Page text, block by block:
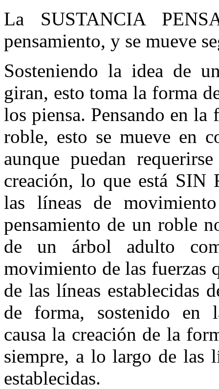
La SUSTANCIA
pensamiento, y se mueve
Sosteniendo la idea de
giran, esto toma la forma
los piensa. Pensando en
roble, esto se mueve en
aunque puedan
creación, lo que está SIN
las líneas de
pensamiento de un roble
de un árbol adulto
movimiento de las fuerzas
de las líneas establecidas
de forma, sostenido en
causa la creación de la
siempre, a lo largo de las
establecidas.